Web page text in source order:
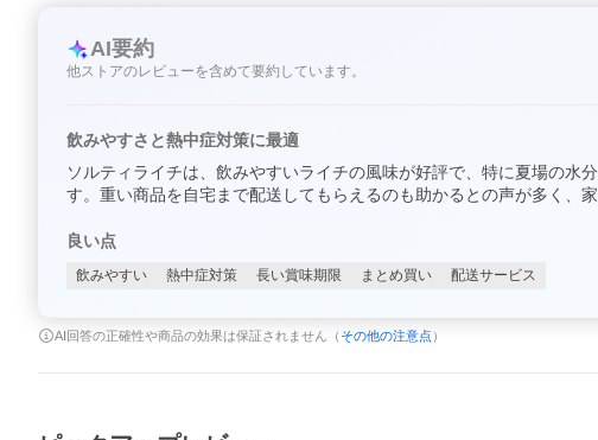
AI要約
他ストアのレビューを含めて要約しています。
飲みやすさと熱中症対策に最適
ソルティライチは、飲みやすいライチの風味が好評で、特に夏場の
す。重い商品を自宅まで配送してもらえるのも助かるとの声が多く、
良い点
飲みやすい 熱中症対策 長い賞味期限 まとめ買い 配送サービス
AI回答の正確性や商品の効果は保証されません（ その他の注意点 ）